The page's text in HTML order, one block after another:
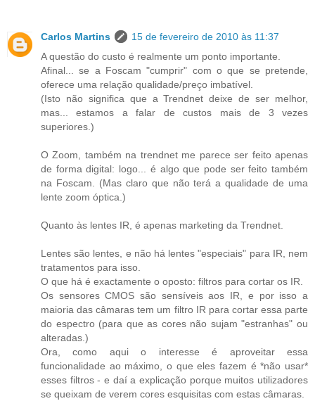
Carlos Martins
15 de fevereiro de 2010 às 11:37
A questão do custo é realmente um ponto importante.
Afinal... se a Foscam "cumprir" com o que se pretende,
oferece uma relação qualidade/preço imbatível.
(Isto não significa que a Trendnet deixe de ser melhor,
mas... estamos a falar de custos mais de 3 vezes
superiores.)
O Zoom, também na trendnet me parece ser feito apenas
de forma digital: logo... é algo que pode ser feito também
na Foscam. (Mas claro que não terá a qualidade de uma
lente zoom óptica.)
Quanto às lentes IR, é apenas marketing da Trendnet.
Lentes são lentes, e não há lentes "especiais" para IR, nem
tratamentos para isso.
O que há é exactamente o oposto: filtros para cortar os IR.
Os sensores CMOS são sensíveis aos IR, e por isso a
maioria das câmaras tem um filtro IR para cortar essa parte
do espectro (para que as cores não sujam "estranhas" ou
alteradas.)
Ora, como aqui o interesse é aproveitar essa
funcionalidade ao máximo, o que eles fazem é *não usar*
esses filtros - e daí a explicação porque muitos utilizadores
se queixam de verem cores esquisitas com estas câmaras.